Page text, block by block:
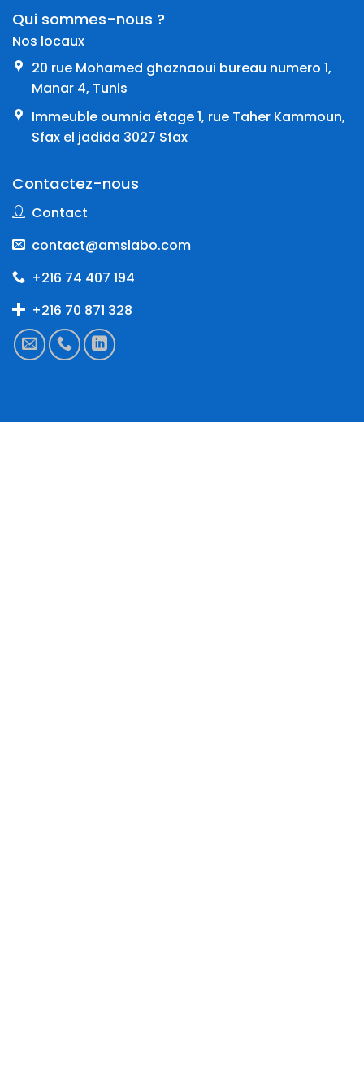
Qui sommes-nous ?
Nos locaux
20 rue Mohamed ghaznaoui bureau numero 1,
Manar 4, Tunis
Immeuble oumnia étage 1, rue Taher Kammoun,
Sfax el jadida 3027 Sfax
Contactez-nous
Contact
contact@amslabo.com
+216 74 407 194
+216 70 871 328